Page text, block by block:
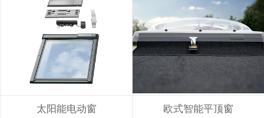
太阳能电动窗 欧式智能平顶窗